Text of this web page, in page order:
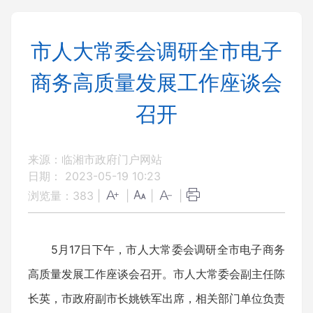
市人大常委会调研全市电子
商务高质量发展工作座谈会
召开
来源：临湘市政府门户网站
日期： 2023-05-19 10:23
浏览量： 383
5月17日下午，市人大常委会调研全市电子商务
高质量发展工作座谈会召开。市人大常委会副主任陈
长英，市政府副市长姚铁军出席，相关部门单位负责